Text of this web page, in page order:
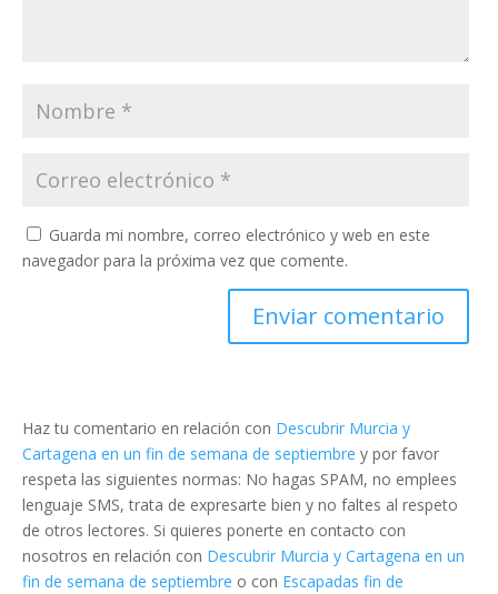
Guarda mi nombre, correo electrónico y web en este
navegador para la próxima vez que comente.
Haz tu comentario en relación con Descubrir Murcia y
Cartagena en un fin de semana de septiembre y por favor
respeta las siguientes normas: No hagas SPAM, no emplees
lenguaje SMS, trata de expresarte bien y no faltes al respeto
de otros lectores. Si quieres ponerte en contacto con
nosotros en relación con Descubrir Murcia y Cartagena en un
fin de semana de septiembre o con Escapadas fin de